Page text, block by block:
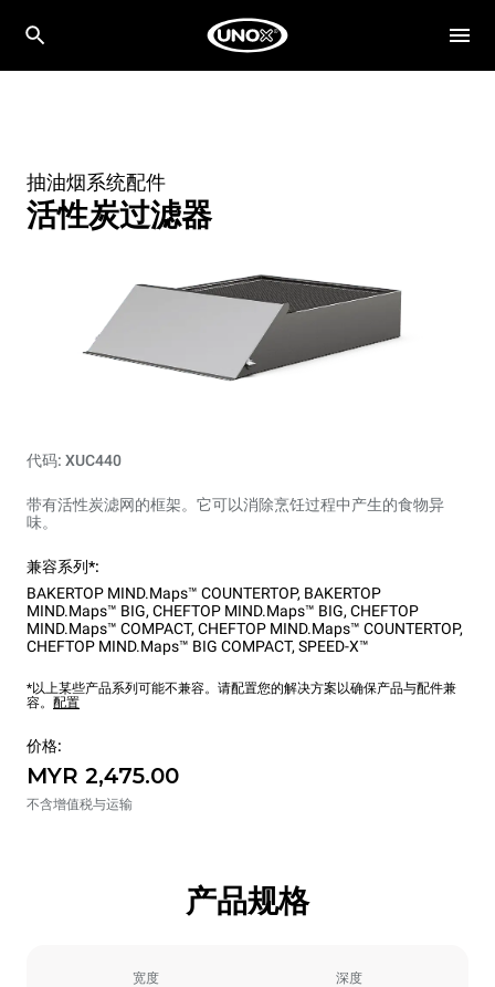
抽油烟系统配件
活性炭过滤器
代码: XUC440
带有活性炭滤网的框架。它可以消除烹饪过程中产生的食物异
味。
兼容系列*:
BAKERTOP MIND.Maps™ COUNTERTOP, BAKERTOP
MIND.Maps™ BIG, CHEFTOP MIND.Maps™ BIG, CHEFTOP
MIND.Maps™ COMPACT, CHEFTOP MIND.Maps™ COUNTERTOP,
CHEFTOP MIND.Maps™ BIG COMPACT, SPEED-X™
*以上某些产品系列可能不兼容。请配置您的解决方案以确保产品与配件兼
容。 配置
价格:
MYR 2,475.00
不含增值税与运输
产品规格
宽度 深度